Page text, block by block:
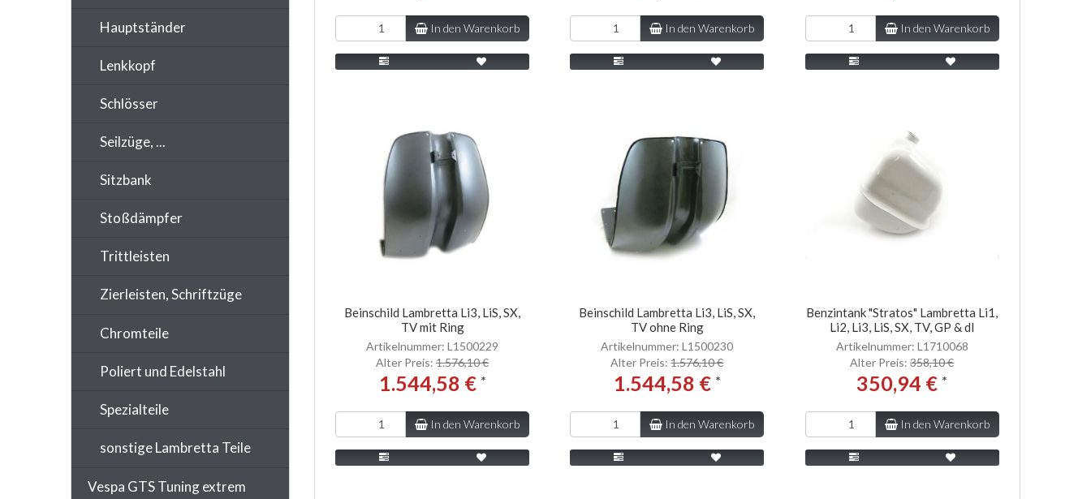
In den Warenkorb In den Warenkorb In den Warenkorb
Beinschild Lambretta Li3, LiS, SX,
TV mit Ring
Artikelnummer: L1500229
Alter Preis:1.576,10 €
1.544,58 € *
In den Warenkorb
Beinschild Lambretta Li3, LiS, SX,
TV ohne Ring
Artikelnummer: L1500230
Alter Preis:1.576,10 €
1.544,58 € *
In den Warenkorb
Benzintank "Stratos" Lambretta Li1,
Li2, Li3, LiS, SX, TV, GP & dl
Artikelnummer: L1710068
Alter Preis:358,10 €
350,94 € *
In den Warenkorb
Hauptständer
Lenkkopf
Schlösser
Seilzüge, ...
Sitzbank
Stoßdämpfer
Trittleisten
Zierleisten, Schriftzüge
Chromteile
Poliert und Edelstahl
Spezialteile
sonstige Lambretta Teile
Vespa GTS Tuning extrem